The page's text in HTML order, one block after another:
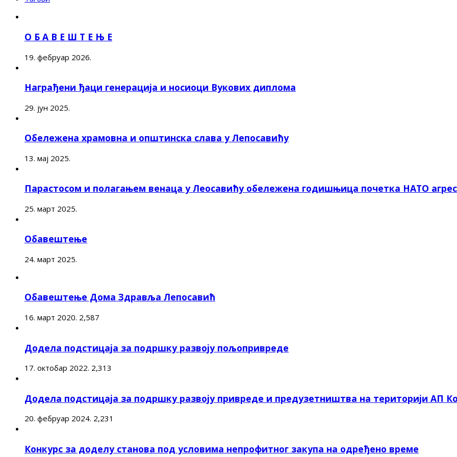
О Б А В Е Ш Т Е Њ Е
19. фебруар 2026.
Награђени ђаци генерација и носиоци Вукових диплома
29. јун 2025.
Обележена храмовна и општинска слава у Лепосавићу
13. мај 2025.
Парастосом и полагањем венаца у Леосавићу обележена годишњица почетка НАТО
25. март 2025.
Обавештење
24. март 2025.
Обавештење Дома Здравља Лепосавић
16. март 2020. 2,587
Додела подстицаја за подршку развоју пољопривреде
17. октобар 2022. 2,313
Додела подстицаја за подршку развоју привреде и предузетништва на територији АП
20. фебруар 2024. 2,231
Конкурс за доделу станова под условима непрофитног закупа на одређено време